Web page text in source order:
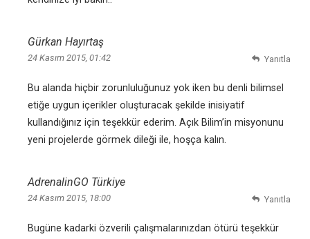
Gürkan Hayırtaş
24 Kasım 2015, 01:42
Bu alanda hiçbir zorunluluğunuz yok iken bu denli bilimsel
etiğe uygun içerikler oluşturacak şekilde inisiyatif
kullandığınız için teşekkür ederim. Açık Bilim’in misyonunu
yeni projelerde görmek dileği ile, hoşça kalın.
Yanıtla
AdrenalinGO Türkiye
24 Kasım 2015, 18:00
Bugüne kadarki özverili çalışmalarınızdan ötürü teşekkür
Yanıtla